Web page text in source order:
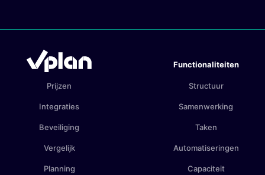
Prijzen
Integraties
Beveiliging
Vergelijk
Planning
Functionaliteiten
Structuur
Samenwerking
Taken
Automatiseringen
Capaciteit